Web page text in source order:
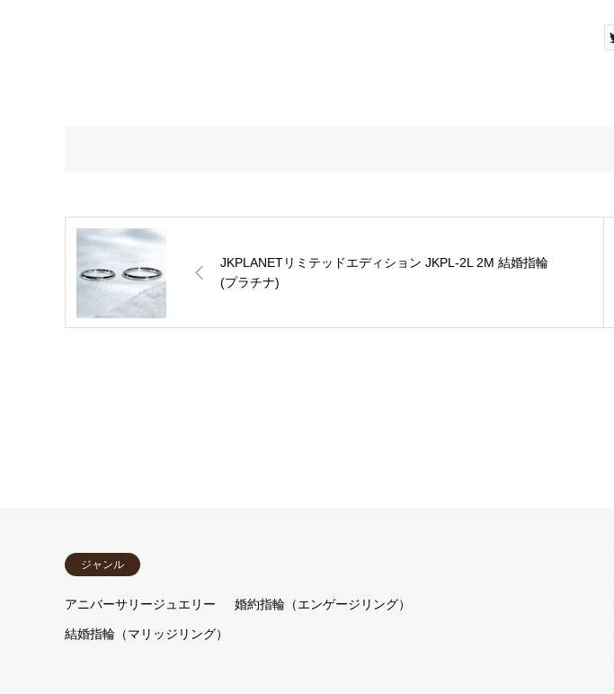
JKPLANETリミテッドエディション JKPL-2L 2M 結婚指輪
(プラチナ)
ジャンル
アニバーサリージュエリー 婚約指輪（エンゲージリング）
結婚指輪（マリッジリング）